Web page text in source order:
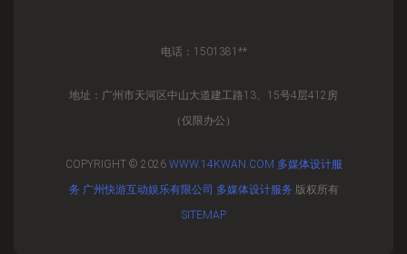
电话：1501381**
地址：广州市天河区中山大道建工路13、15号4层412房
（仅限办公）
COPYRIGHT © 2026 WWW.14KWAN.COM 多媒体设计服
务 广州快游互动娱乐有限公司 多媒体设计服务 版权所有
SITEMAP